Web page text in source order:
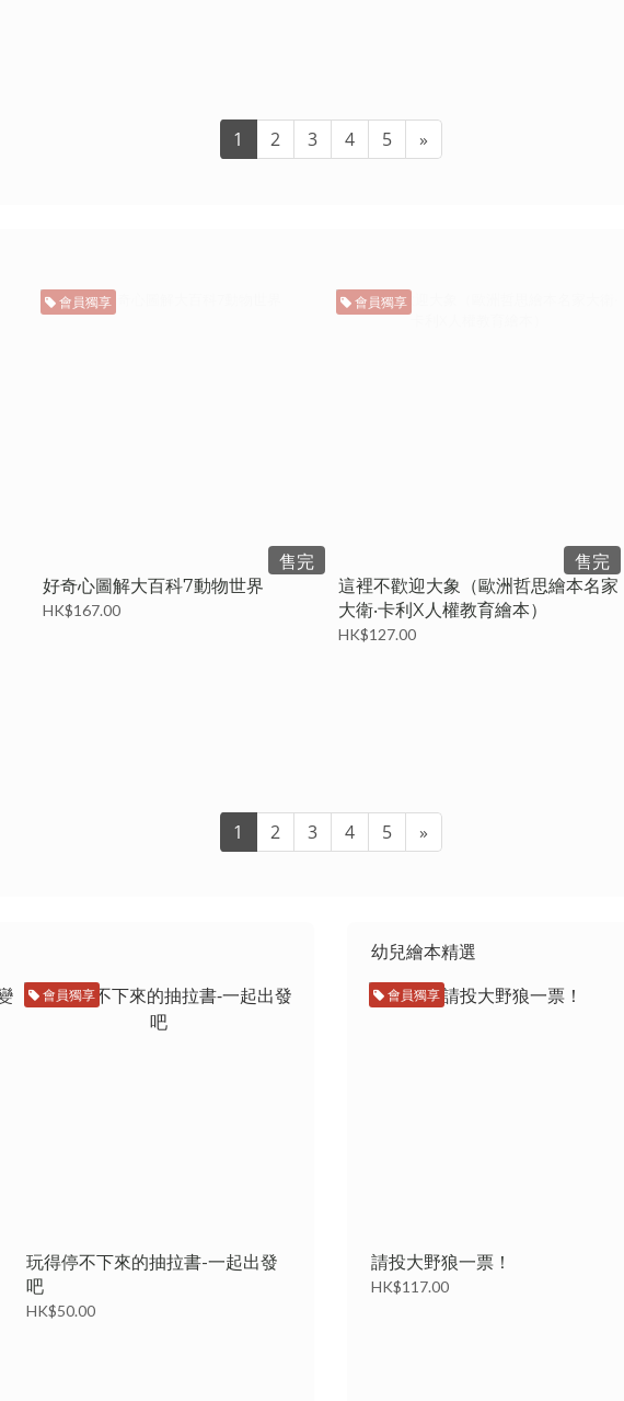
1 2 3 4 5 »
會員獨享
售完
好奇心圖解大百科7動物世界
HK$167.00
會員獨享
售完
這裡不歡迎大象（歐洲哲思繪本名家
大衛‧卡利X人權教育繪本）
HK$127.00
1 2 3 4 5 »
會員獨享
玩得停不下來的抽拉書-一起出發
吧
HK$50.00
幼兒繪本精選
會員獨享
請投大野狼一票！
HK$117.00